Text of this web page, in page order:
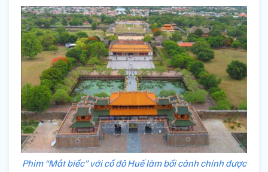
Phim “Mắt biếc” với cố đô Huế làm bối cảnh chính được